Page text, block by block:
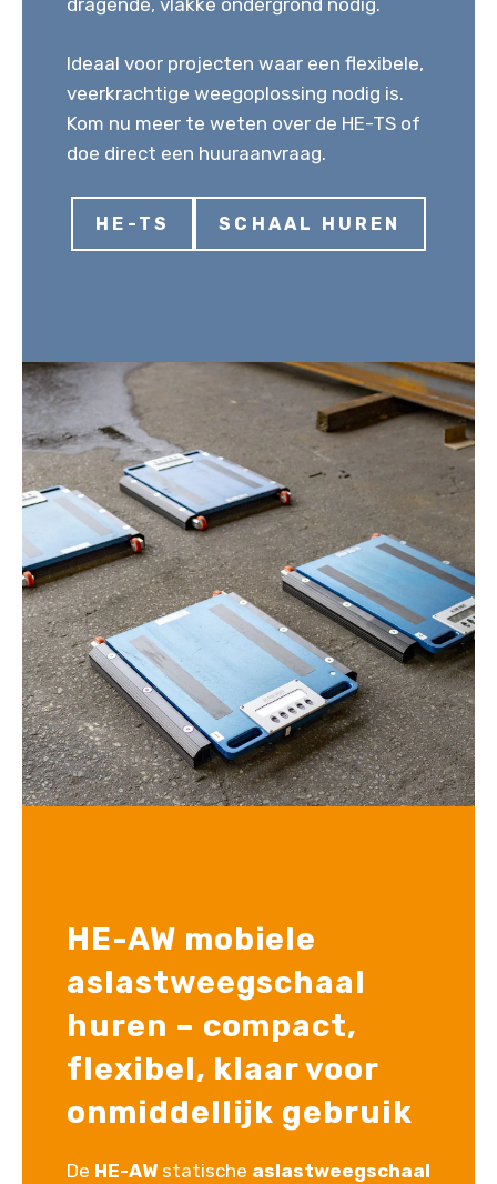
dragende, vlakke ondergrond nodig.
Ideaal voor projecten waar een flexibele,
veerkrachtige weegoplossing nodig is.
Kom nu meer te weten over de HE-TS of
doe direct een huuraanvraag.
HE-TS SCHAAL HUREN
HE-AW mobiele
aslastweegschaal
huren – compact,
flexibel, klaar voor
onmiddellijk gebruik
De HE-AW statische aslastweegschaal